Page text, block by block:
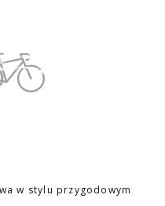
w stylu przygodowym